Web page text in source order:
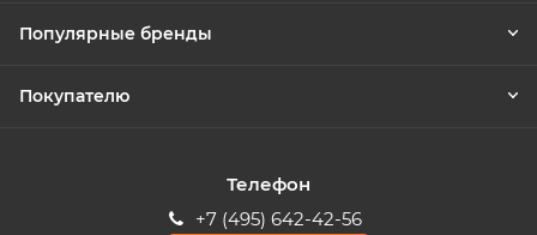
Популярные бренды
Покупателю
Телефон
+7 (495) 642-42-56